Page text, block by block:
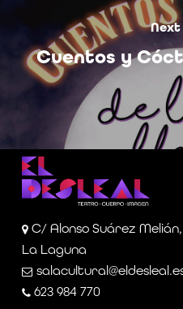
Next
Cuentos y
C/ Alonso Suárez
La Laguna
623 984 770